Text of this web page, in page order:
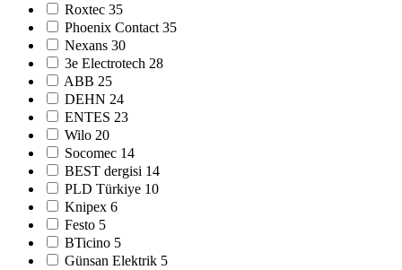
Roxtec 35
Phoenix Contact 35
Nexans 30
3e Electrotech 28
ABB 25
DEHN 24
ENTES 23
Wilo 20
Socomec 14
BEST dergisi 14
PLD Türkiye 10
Knipex 6
Festo 5
BTicino 5
Günsan Elektrik 5